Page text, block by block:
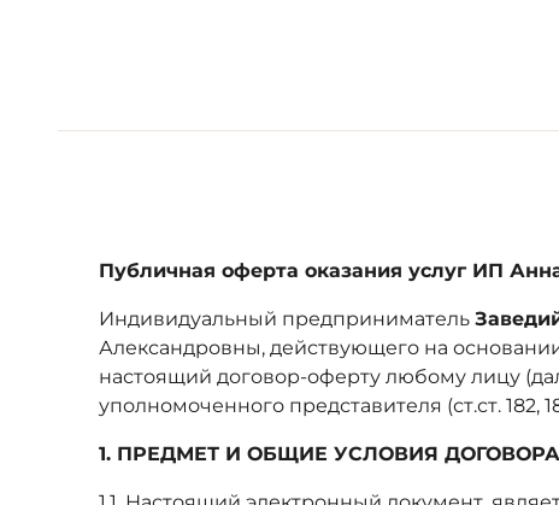
Публичная оферта оказания услуг ИП
Индивидуальный предприниматель
Александровны, действующего на
настоящий договор-оферту любому лицу
уполномоченного представителя (ст.ст.
1. ПРЕДМЕТ И ОБЩИЕ УСЛОВИЯ ДОГОВОРА